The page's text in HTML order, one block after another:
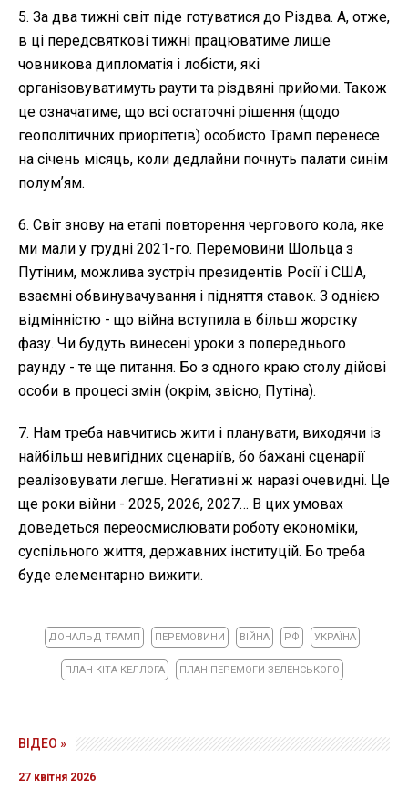
5. За два тижні світ піде готуватися до Різдва. А, отже,
в ці передсвяткові тижні працюватиме лише
човникова дипломатія і лобісти, які
організовуватимуть раути та різдвяні прийоми. Також
це означатиме, що всі остаточні рішення (щодо
геополітичних приорітетів) особисто Трамп перенесе
на січень місяць, коли дедлайни почнуть палати синім
полумʼям.
6. Світ знову на етапі повторення чергового кола, яке
ми мали у грудні 2021-го. Перемовини Шольца з
Путіним, можлива зустріч президентів Росії і США,
взаємні обвинувачування і підняття ставок. З однією
відмінністю - що війна вступила в більш жорстку
фазу. Чи будуть винесені уроки з попереднього
раунду - те ще питання. Бо з одного краю столу дійові
особи в процесі змін (окрім, звісно, Путіна).
7. Нам треба навчитись жити і планувати, виходячи із
найбільш невигідних сценаріїв, бо бажані сценарії
реалізовувати легше. Негативні ж наразі очевидні. Це
ще роки війни - 2025, 2026, 2027… В цих умовах
доведеться переосмислювати роботу економіки,
суспільного життя, державних інституцій. Бо треба
буде елементарно вижити.
ДОНАЛЬД ТРАМП ПЕРЕМОВИНИ ВІЙНА РФ УКРАЇНА
ПЛАН КІТА КЕЛЛОГА ПЛАН ПЕРЕМОГИ ЗЕЛЕНСЬКОГО
ВІДЕО »
27 квітня 2026